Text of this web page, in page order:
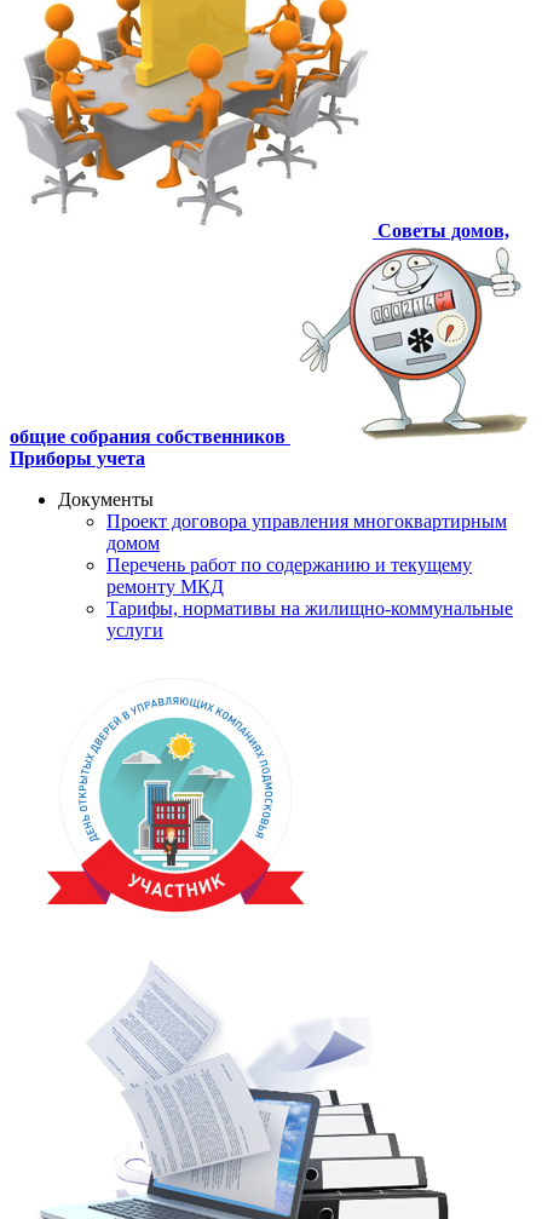
Советы домов,
общие собрания собственников
Приборы учета
Документы
Проект договора управления многоквартирным
домом
Перечень работ по содержанию и текущему
ремонту МКД
Тарифы, нормативы на жилищно-коммунальные
услуги